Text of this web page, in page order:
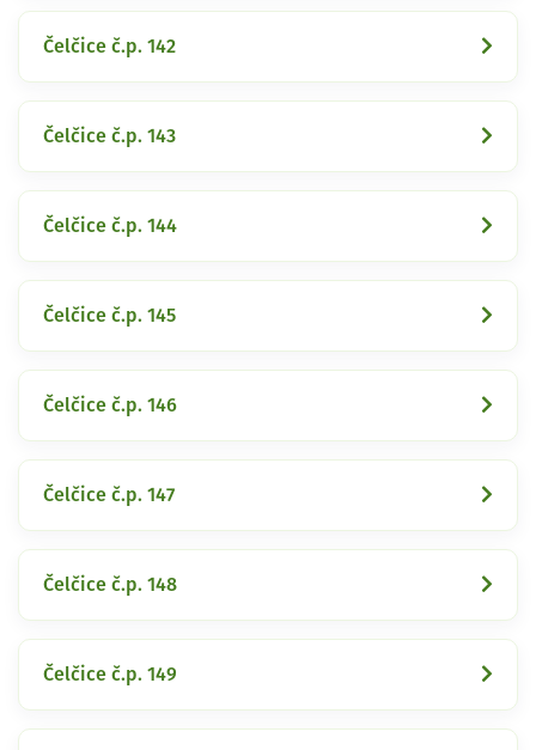
Čelčice č.p. 142
Čelčice č.p. 143
Čelčice č.p. 144
Čelčice č.p. 145
Čelčice č.p. 146
Čelčice č.p. 147
Čelčice č.p. 148
Čelčice č.p. 149